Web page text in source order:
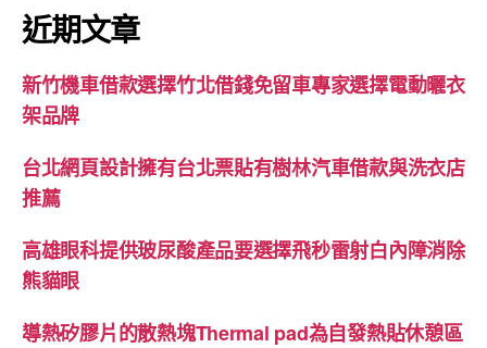
鍵
字:
近期文章
新竹機車借款選擇竹北借錢免留車專家選擇電動曬衣
架品牌
台北網頁設計擁有台北票貼有樹林汽車借款與洗衣店
推薦
高雄眼科提供玻尿酸產品要選擇飛秒雷射白內障消除
熊貓眼
導熱矽膠片的散熱塊Thermal pad為自發熱貼休憩區